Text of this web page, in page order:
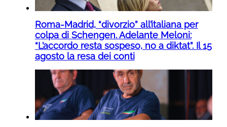
Roma-Madrid, “divorzio” all’italiana per
colpa di Schengen. Adelante Meloni:
“L’accordo resta sospeso, no a diktat”. Il 15
agosto la resa dei conti